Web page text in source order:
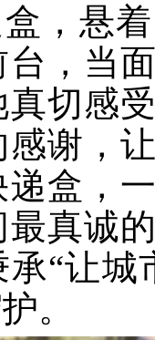
，悬
台，当
切感
谢，
盒，
真诚
承“让城
。